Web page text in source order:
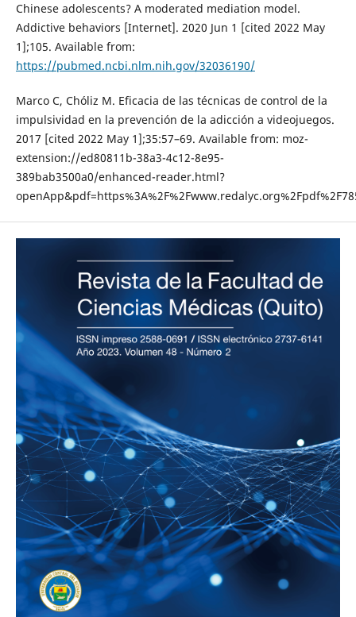
Chinese adolescents? A moderated mediation model.
Addictive behaviors [Internet]. 2020 Jun 1 [cited 2022 May
1];105. Available from:
https://pubmed.ncbi.nlm.nih.gov/32036190/
Marco C, Chóliz M. Eficacia de las técnicas de control de la
impulsividad en la prevención de la adicción a videojuegos.
2017 [cited 2022 May 1];35:57–69. Available from: moz-
extension://ed80811b-38a3-4c12-8e95-
389bab3500a0/enhanced-reader.html?